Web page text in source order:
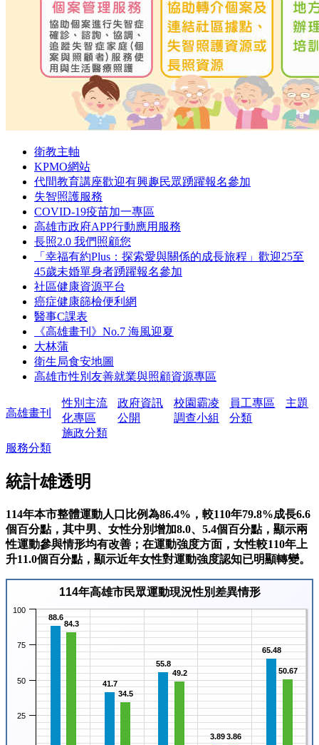
衛教主軸
KPMO網站
代間教育講座歡迎有興趣民眾踴躍報名參加
失智照護服務
COVID-19疫苗加一專區
高雄市政府APP行動應用服務
長照2.0 我們照顧您
「幸福有約Plus：探索愛與關係的成長旅程」歡迎25至
45歲未婚單身者踴躍報名參加
社區健康資源平台
癌症健康篩檢便利網
醫事C課表
《高雄畫刊》No.7 海風迎夏
大林蒲
衛生局食安地圖
高雄市性別友善就業與照顧資源專區
高雄畫刊
性別主流
化專區
政府資訊
公開
校園霸凌
調查小組
員工專區
主題
分類
施政分類
服務分類
統計雄透明
114年本市整體運動人口比例為86.4%，較110年79.8%成長6.6
個百分點，其中男、女性分別增加8.0、5.4個百分點，顯示兩
性運動參與情形均有改善；在運動強度方面，女性較110年上
升11.0個百分點，顯示近年女性對運動強度認知已明顯轉變。
114年高雄市民眾運動現況性別差異情形
88.6
41.7
55.8
3.89
65.48
84.3
34.5
49.2
3.86
50.67
25
50
75
100